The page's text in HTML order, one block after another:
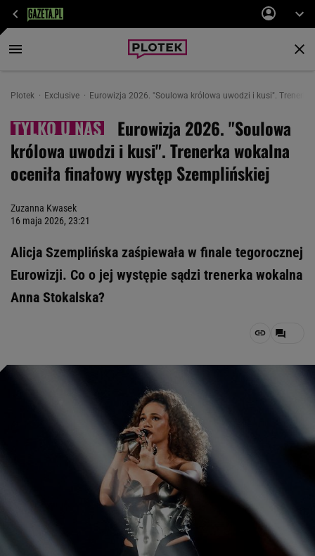
Plotek Exclusive Eurowizja 2026. "Soulowa królowa uwodzi i kusi".
Eurowizja 2026. "Soulowa
królowa uwodzi i kusi". Trenerka wokalna
oceniła finałowy występ Szemplińskiej
Zuzanna Kwasek
16 maja 2026, 23:21
Alicja Szemplińska zaśpiewała w finale tegorocznej
Eurowizji. Co o jej występie sądzi trenerka wokalna
Anna Stokalska?